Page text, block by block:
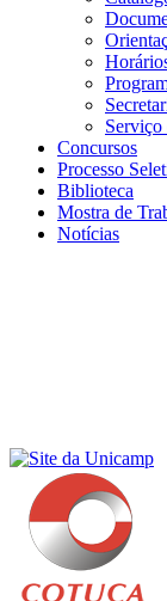
Serviço
Concursos
Processo
Biblioteca
Mostra de
Notícias